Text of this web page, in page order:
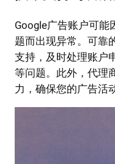
Google广告账户可
题而出现异常。可靠
支持，及时处理账户
等问题。此外，代理
力，确保您的广告活